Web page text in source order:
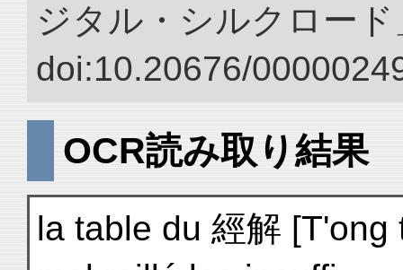
ジタル・シルクロー
doi:10.20676/
OCR読み取り結果
la table du 經解